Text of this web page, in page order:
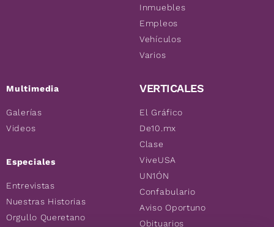
Multimedia
Galerías
Videos
Especiales
Entrevistas
Nuestras Historias
Orgullo Queretano
Inmuebles
Empleos
Vehículos
Varios
VERTICALES
El Gráfico
De10.mx
Clase
ViveUSA
UN1ÓN
Confabulario
Aviso Oportuno
Obituarios